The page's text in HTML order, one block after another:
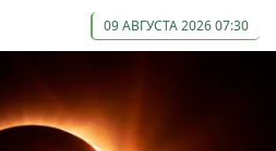
09 АВГУСТА 2026 07:30